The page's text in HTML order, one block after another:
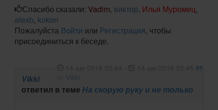
Спасибо сказали: Vadim, виктор, Илья Муромец,
alexb, kokon
Пожалуйста Войти или Регистрация, чтобы
присоединиться к беседе.
14 авг 2015 03:44 14 авг 2015 03:45 #5
Vikki
Vikki
ответил в теме На скорую руку и не только